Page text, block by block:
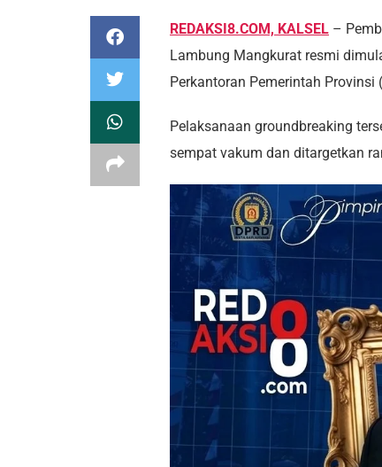
REDAKSI8.COM, KALSEL –
Lambung Mangkurat resmi
Perkantoran Pemerintah
Pelaksanaan groundbreaking
sempat vakum dan ditargetkan